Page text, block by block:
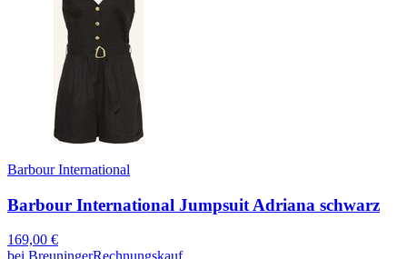
Barbour International
Barbour International Jumpsuit Adriana schwarz
169,00 €